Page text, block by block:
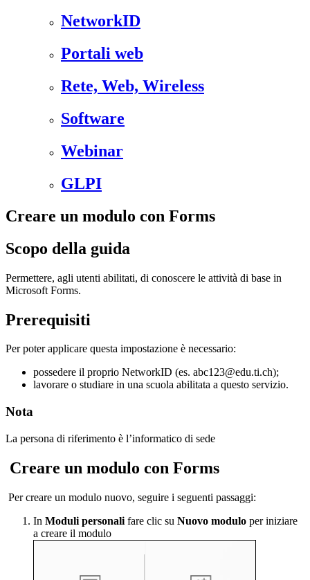
NetworkID
Portali web
Rete, Web, Wireless
Software
Webinar
GLPI
Creare un modulo con Forms
Scopo della guida
Permettere, agli utenti abilitati, di conoscere le attività di base in
Microsoft Forms.
Prerequisiti
Per poter applicare questa impostazione è necessario:
possedere il proprio NetworkID (es. abc123@edu.ti.ch);
lavorare o studiare in una scuola abilitata a questo servizio.
Nota
La persona di riferimento è l’informatico di sede
Creare un modulo con Forms
Per creare un modulo nuovo, seguire i seguenti passaggi:
In Moduli personali fare clic su Nuovo modulo per iniziare
a creare il modulo